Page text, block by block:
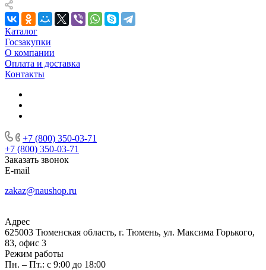
Каталог
Госзакупки
О компании
Оплата и доставка
Контакты
+7 (800) 350-03-71
+7 (800) 350-03-71
Заказать звонок
E-mail
zakaz@naushop.ru
Адрес
625003 Тюменская область, г. Тюмень, ул. Максима Горького,
83, офис 3
Режим работы
Пн. – Пт.: с 9:00 до 18:00